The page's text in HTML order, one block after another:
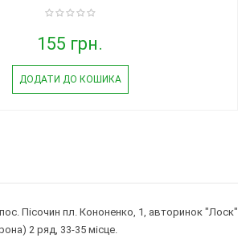
155 грн.
ДОДАТИ ДО КОШИКА
Пісочин пл. Кононенко, 1, авторинок "Лоск"
2 ряд, 33-35 місце.